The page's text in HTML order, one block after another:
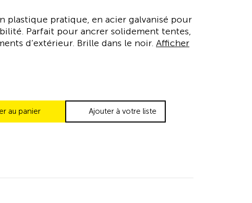
plastique pratique, en acier galvanisé pour
Parfait pour ancrer solidement tentes,
d’extérieur. Brille dans le noir. Afficher
au panier Ajouter à votre liste